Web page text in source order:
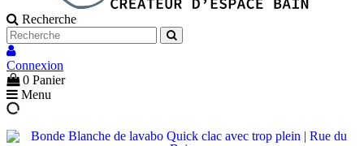
Recherche
Connexion
0 Panier
Menu